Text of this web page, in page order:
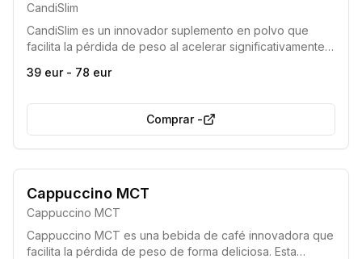
CandiSlim
CandiSlim es un innovador suplemento en polvo que
facilita la pérdida de peso al acelerar significativamente
el cuerpo. Permite una entrada rápida en el estado de
39 eur - 78 eur
Comprar-
Producto de alta calidad
Cappuccino MCT
Cappuccino MCT
Cappuccino MCT es una bebida de café innovadora que
facilita la pérdida de peso de forma deliciosa. Esta